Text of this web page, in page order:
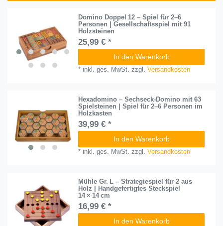
Domino Doppel 12 – Spiel für 2–6
Personen | Gesellschaftsspiel mit 91
Holzsteinen
25,99 € *
In den Warenkorb
* inkl. ges. MwSt. zzgl.Versandkosten
Hexadomino – Sechseck-Domino mit 63
Spielsteinen | Spiel für 2–6 Personen im
Holzkasten
39,99 € *
In den Warenkorb
* inkl. ges. MwSt. zzgl.Versandkosten
Mühle Gr. L – Strategiespiel für 2 aus
Holz | Handgefertigtes Steckspiel
14 × 14 cm
16,99 € *
In den Warenkorb